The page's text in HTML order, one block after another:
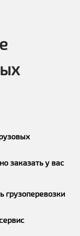
заказать у вас
грузоперевозки